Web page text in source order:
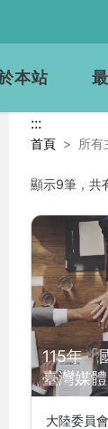
本站
:::
首頁 所有
顯示9筆，共
搜尋
115年「
臺灣媒
大陸委員會